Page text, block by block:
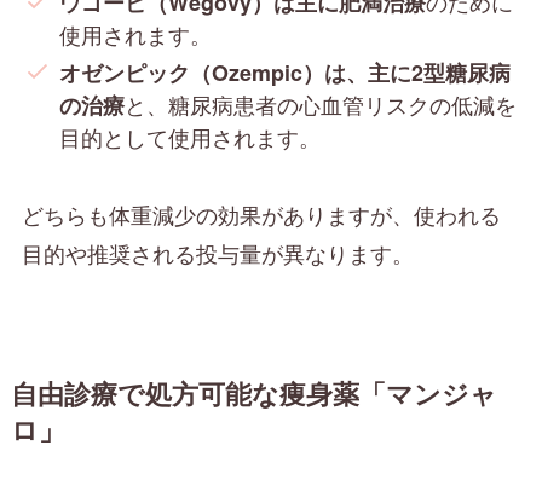
使用されます。
オゼンピック（Ozempic）は、主に2型糖尿病
の治療と、糖尿病患者の心血管リスクの低減を
目的として使用されます。
どちらも体重減少の効果がありますが、使われる
目的や推奨される投与量が異なります。
自由診療で処方可能な痩身薬「マンジャ
ロ」